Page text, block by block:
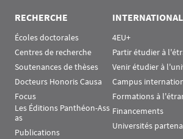
RECHERCHE
Écoles doctorales
Centres de recherche
Soutenances de thèses
Docteurs Honoris Causa
Focus
Les Éditions Panthéon-Ass
as
Publications
INTERNATIONAL
4EU+
Partir étudier à
Venir étudier à
Campus
Formations à
Financements
Universités